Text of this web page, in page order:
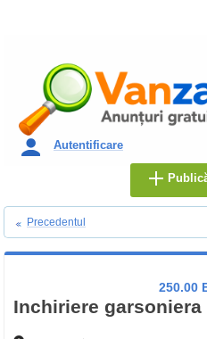
Autentificare
Precedentul
250.00
Inchiriere